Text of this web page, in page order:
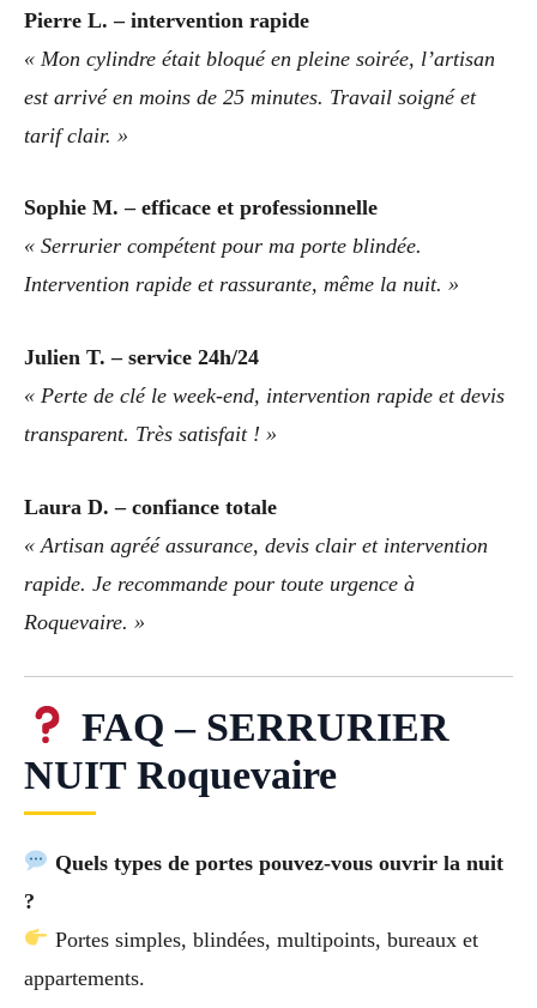
Pierre L. – intervention rapide
« Mon cylindre était bloqué en pleine soirée, l’artisan
est arrivé en moins de 25 minutes. Travail soigné et
tarif clair. »
Sophie M. – efficace et professionnelle
« Serrurier compétent pour ma porte blindée.
Intervention rapide et rassurante, même la nuit. »
Julien T. – service 24h/24
« Perte de clé le week-end, intervention rapide et devis
transparent. Très satisfait ! »
Laura D. – confiance totale
« Artisan agréé assurance, devis clair et intervention
rapide. Je recommande pour toute urgence à
Roquevaire. »
FAQ – SERRURIER
NUIT Roquevaire
Quels types de portes pouvez-vous ouvrir la nuit
?
Portes simples, blindées, multipoints, bureaux et
appartements.